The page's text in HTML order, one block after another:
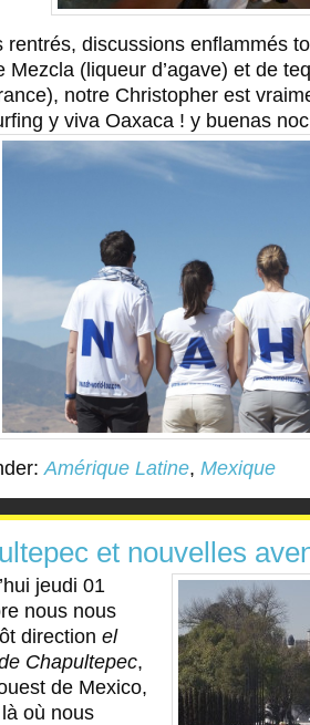
rentrés, discussions enflammés
Mezcla (liqueur d’agave) et de
notre Christopher est
y viva Oaxaca ! y buenas
Amérique Latine, Mexique
et nouvelles
jeudi 01
nous nous
direction el
Chapultepec,
de Mexico,
où nous